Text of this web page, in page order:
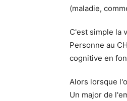
(maladie,
C'est simple la
Personne au
cognitive en
Alors lorsque
Un major de